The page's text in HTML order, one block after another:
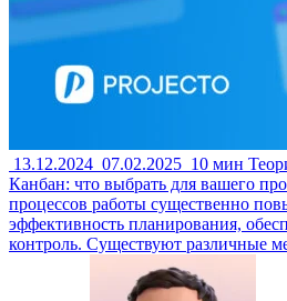
13.12.2024 07.02.2025 10 мин
Канбан: что выбрать для вашего
процессов работы существенно
эффективность планирования,
контроль. Существуют различные